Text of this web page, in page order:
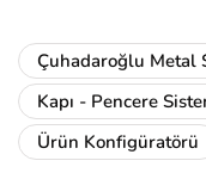
Çuhadaroğlu Metal
Kapı - Pencere
Ürün Konfigüratörü